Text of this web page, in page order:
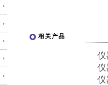
相关产品
仪
仪
仪